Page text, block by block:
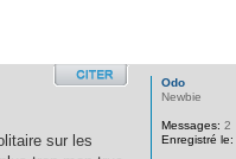
sur les
Odo
Newbie
Messages: 2
Enregistré le: